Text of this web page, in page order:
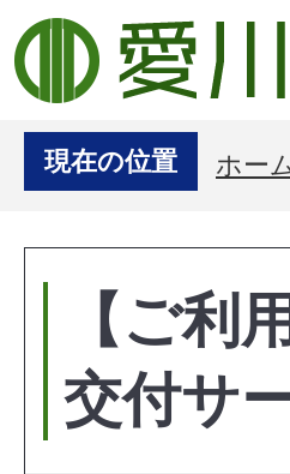
現在の位置 ホー
【ご利
交付サ